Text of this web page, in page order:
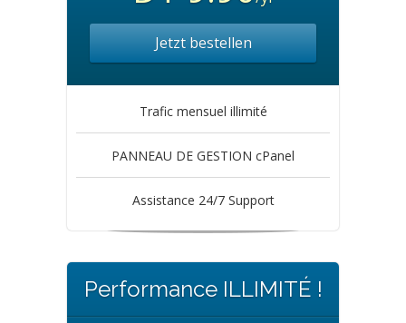
Jetzt bestellen
Trafic mensuel illimité
PANNEAU DE GESTION cPanel
Assistance 24/7 Support
Performance ILLIMITÉ !